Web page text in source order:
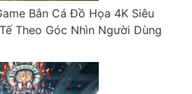
Bắn Cá Đồ Họa 4K Siêu
Theo Góc Nhìn Người Dùng